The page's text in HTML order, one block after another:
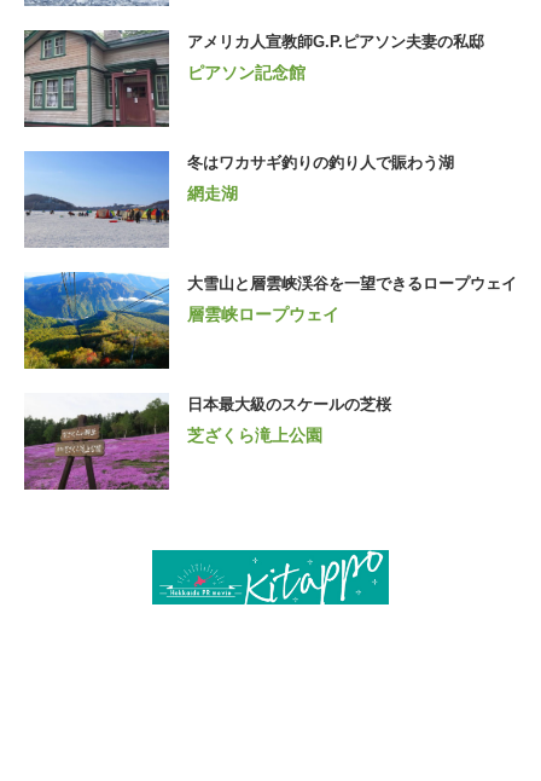
アメリカ人宣教師G.P.ピアソン夫妻の私邸
ピアソン記念館
冬はワカサギ釣りの釣り人で賑わう湖
網走湖
大雪山と層雲峡渓谷を一望できるロープウェイ
層雲峡ロープウェイ
日本最大級のスケールの芝桜
芝ざくら滝上公園